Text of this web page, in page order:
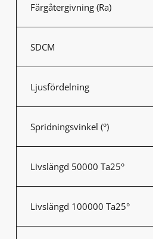
Färgåtergivning (Ra)
SDCM
Ljusfördelning
Spridningsvinkel (°)
Livslängd 50000 Ta25°
Livslängd 100000 Ta25°